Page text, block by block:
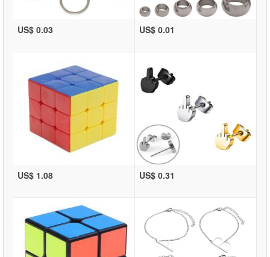
US$ 0.03 US$ 0.01
US$ 1.08 US$ 0.31